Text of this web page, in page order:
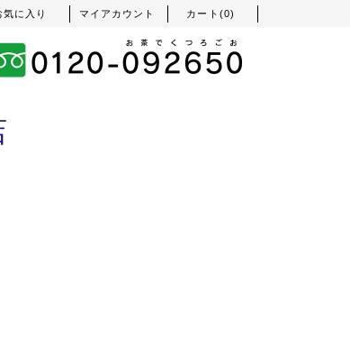
気に入り マイアカウント カート(0)